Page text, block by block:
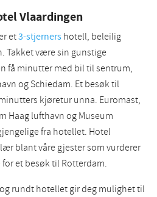
Vlaardingen
et3-stjerners hotell, beleilig
Takket være sin gunstige
få minutter med bil til sentrum,
og Schiedam. Et besøk til
kjøretur unna. Euromast,
Haag lufthavn og Museum
fra hotellet. Hotel
blant våre gjester som vurderer
et besøk til Rotterdam.
rundt hotellet gir deg mulighet til